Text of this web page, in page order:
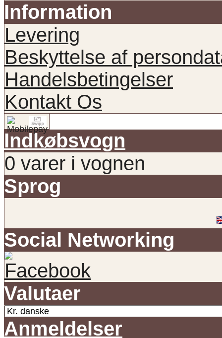
Information
Levering
Beskyttelse af
Handelsbetingelser
Kontakt Os
Indkøbsvogn
0 varer i vognen
Sprog
Social Networking
Valutaer
Anmeldelser